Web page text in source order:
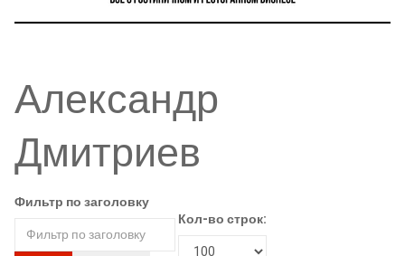
Александр
Дмитриев
Фильтр по заголовку
Кол-во строк: